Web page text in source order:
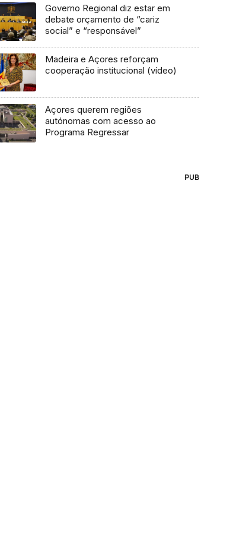
Governo Regional diz estar em
debate orçamento de “cariz
social” e “responsável”
Madeira e Açores reforçam
cooperação institucional (vídeo)
Açores querem regiões
autónomas com acesso ao
Programa Regressar
PUB